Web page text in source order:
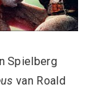
Spielberg
van Roald